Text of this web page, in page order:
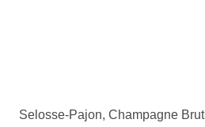
Selosse-Pajon, Champagne Brut